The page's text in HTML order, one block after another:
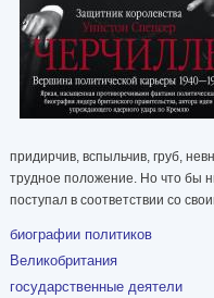
придирчив, вспыльчив, груб,
трудное положение. Но что бы
поступал в соответствии со
биографии политиков
Великобритания
государственные деятели